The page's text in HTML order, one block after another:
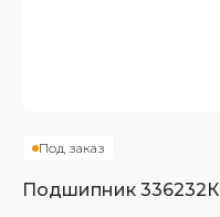
Под заказ
Подшипник 336232К